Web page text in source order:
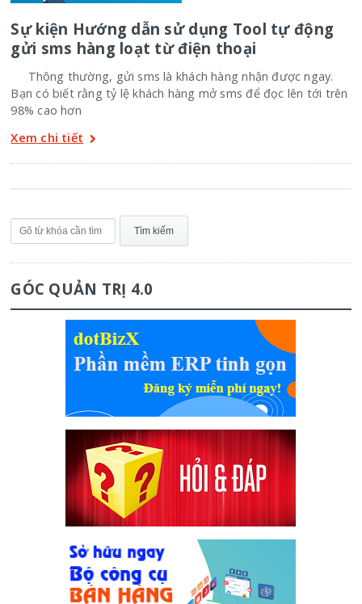
Sự kiện Hướng dẫn sử dụng Tool tự động
gửi sms hàng loạt từ điện thoại
Thông thường, gửi sms là khách hàng nhận được ngay.
Bạn có biết rằng tỷ lệ khách hàng mở sms để đọc lên tới trên
98% cao hơn
Xem chi tiết
GÓC QUẢN TRỊ 4.0